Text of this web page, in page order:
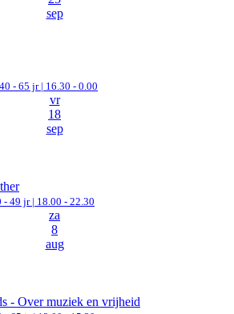
sep
- 65 jr | 16.30 - 0.00
vr
18
sep
- 49 jr | 18.00 - 22.30
za
8
aug
- Over muziek en vrijheid